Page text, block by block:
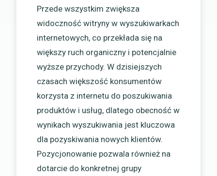
Przede wszystkim zwiększa
widoczność witryny w wyszukiwarkach
internetowych, co przekłada się na
większy ruch organiczny i potencjalnie
wyższe przychody. W dzisiejszych
czasach większość konsumentów
korzysta z internetu do poszukiwania
produktów i usług, dlatego obecność w
wynikach wyszukiwania jest kluczowa
dla pozyskiwania nowych klientów.
Pozycjonowanie pozwala również na
dotarcie do konkretnej grupy